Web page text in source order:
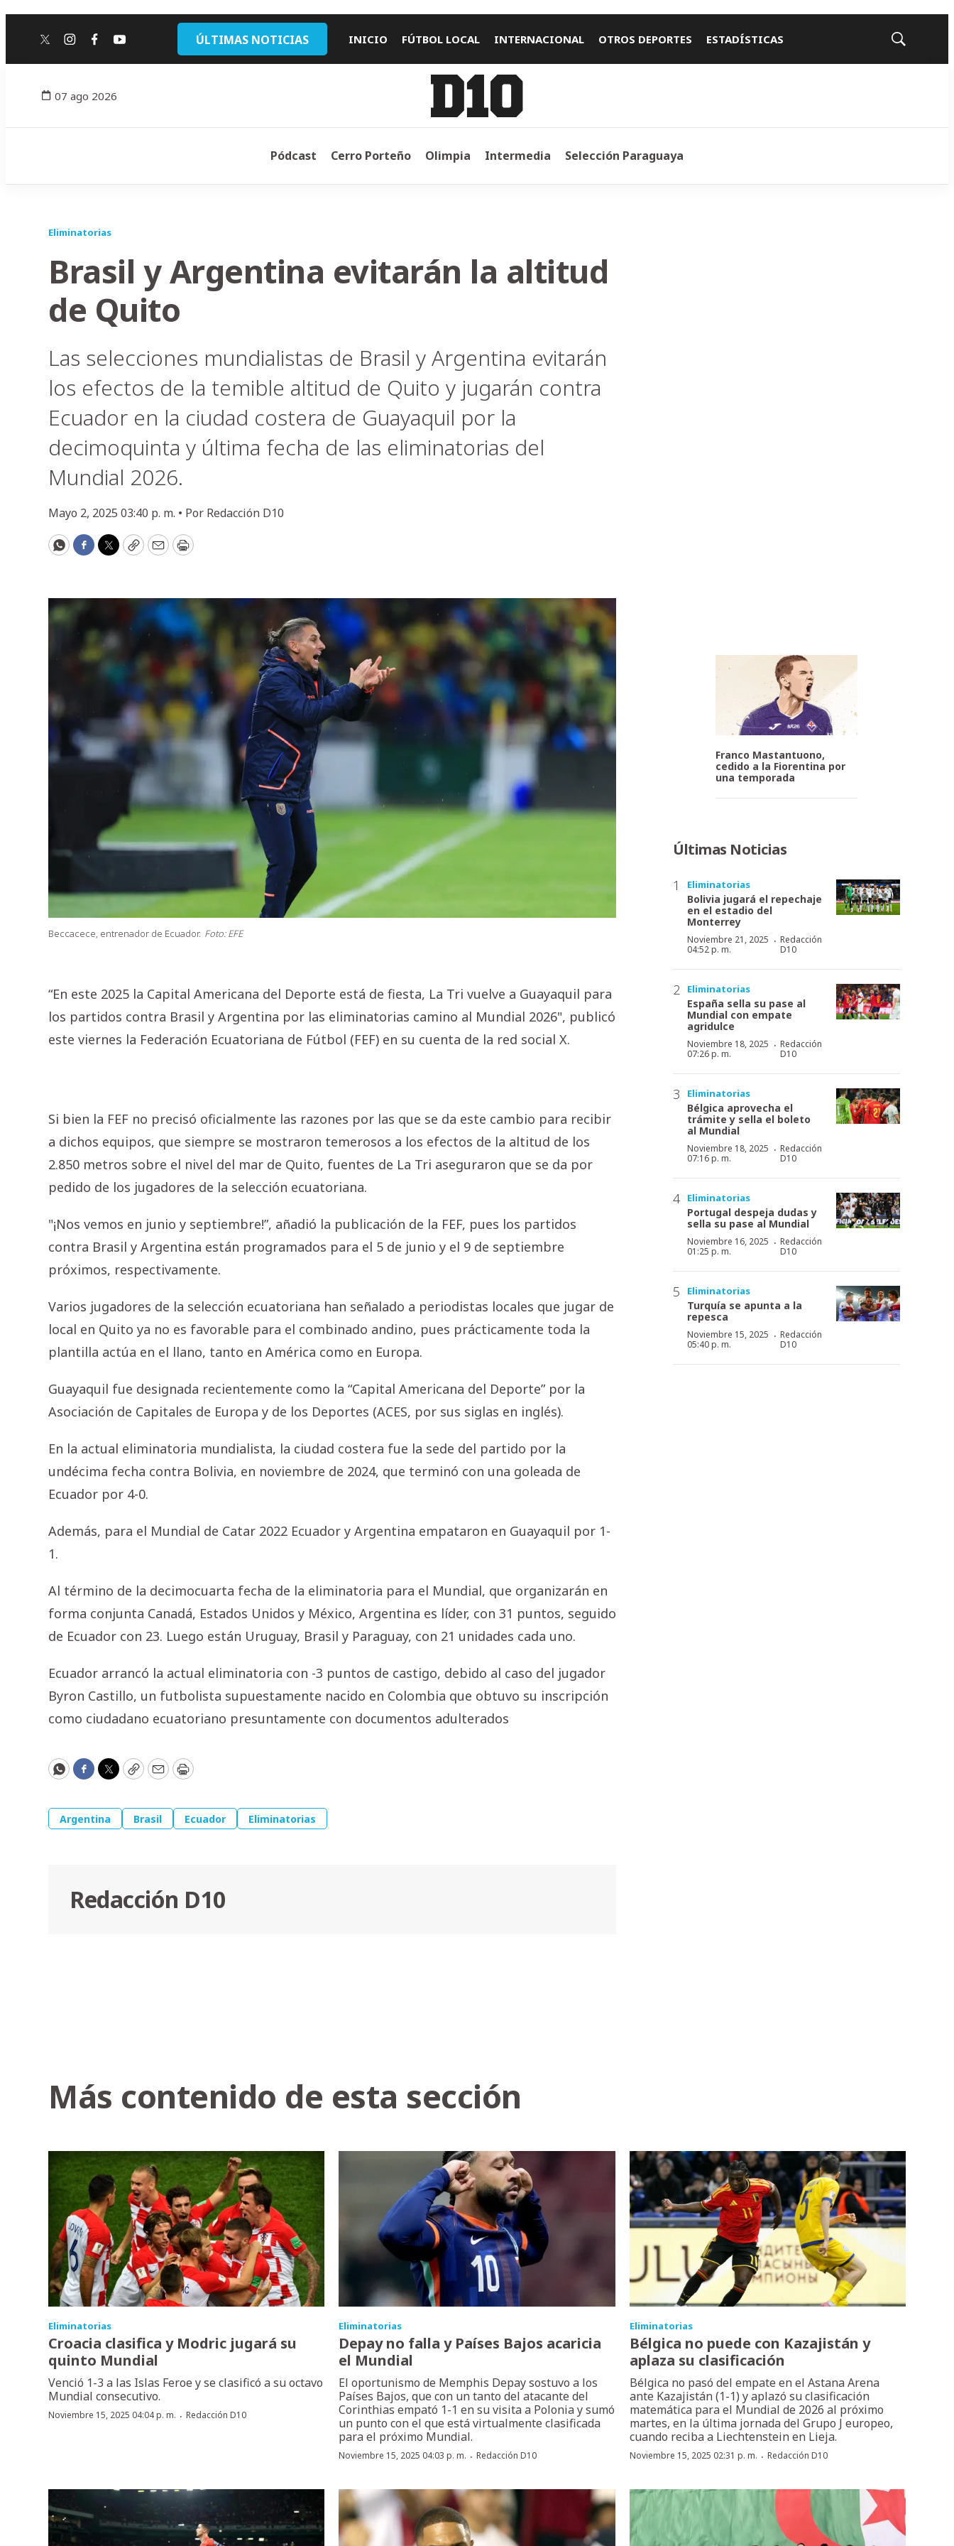
twitterinstagram
facebook
youtube ÚLTIMAS NOTICIAS INICIO FÚTBOL LOCAL INTERNACIONAL OTROS DEPORTES ESTADÍSTICAS
Mostrar
07 ago 2026
Pódcast Cerro Porteño Olimpia Intermedia Selección Paraguaya
Eliminatorias
Brasil y Argentina evitarán la altitud
de Quito
Las selecciones mundialistas de Brasil y Argentina evitarán
los efectos de la temible altitud de Quito y jugarán contra
Ecuador en la ciudad costera de Guayaquil por la
decimoquinta y última fecha de las eliminatorias del
Mundial 2026.
Mayo 2, 2025 03:40 p. m. • Por Redacción D10
WhatsApp
Facebook
Twitter
CopyEmailPrint
Beccacece, entrenador de Ecuador. Foto: EFE
“En este 2025 la Capital Americana del Deporte está de fiesta, La Tri vuelve a Guayaquil para
los partidos contra Brasil y Argentina por las eliminatorias camino al Mundial 2026", publicó
este viernes la Federación Ecuatoriana de Fútbol (FEF) en su cuenta de la red social X.
Si bien la FEF no precisó oficialmente las razones por las que se da este cambio para recibir
a dichos equipos, que siempre se mostraron temerosos a los efectos de la altitud de los
2.850 metros sobre el nivel del mar de Quito, fuentes de La Tri aseguraron que se da por
pedido de los jugadores de la selección ecuatoriana.
"¡Nos vemos en junio y septiembre!”, añadió la publicación de la FEF, pues los partidos
contra Brasil y Argentina están programados para el 5 de junio y el 9 de septiembre
próximos, respectivamente.
Varios jugadores de la selección ecuatoriana han señalado a periodistas locales que jugar de
local en Quito ya no es favorable para el combinado andino, pues prácticamente toda la
plantilla actúa en el llano, tanto en América como en Europa.
Guayaquil fue designada recientemente como la “Capital Americana del Deporte” por la
Asociación de Capitales de Europa y de los Deportes (ACES, por sus siglas en inglés).
En la actual eliminatoria mundialista, la ciudad costera fue la sede del partido por la
undécima fecha contra Bolivia, en noviembre de 2024, que terminó con una goleada de
Ecuador por 4-0.
Además, para el Mundial de Catar 2022 Ecuador y Argentina empataron en Guayaquil por 1-
1.
Al término de la decimocuarta fecha de la eliminatoria para el Mundial, que organizarán en
forma conjunta Canadá, Estados Unidos y México, Argentina es líder, con 31 puntos, seguido
de Ecuador con 23. Luego están Uruguay, Brasil y Paraguay, con 21 unidades cada uno.
Ecuador arrancó la actual eliminatoria con -3 puntos de castigo, debido al caso del jugador
Byron Castillo, un futbolista supuestamente nacido en Colombia que obtuvo su inscripción
como ciudadano ecuatoriano presuntamente con documentos adulterados
WhatsApp
Facebook
Twitter
CopyEmailPrint
Argentina Brasil Ecuador Eliminatorias
Redacción D10
Franco Mastantuono,
cedido a la Fiorentina por
una temporada
Últimas Noticias
Eliminatorias
Bolivia jugará el repechaje
en el estadio del
Monterrey
Noviembre 21, 2025
04:52 p. m.
· Redacción
D10
Eliminatorias
España sella su pase al
Mundial con empate
agridulce
Noviembre 18, 2025
07:26 p. m.
· Redacción
D10
Eliminatorias
Bélgica aprovecha el
trámite y sella el boleto
al Mundial
Noviembre 18, 2025
07:16 p. m.
· Redacción
D10
Eliminatorias
Portugal despeja dudas y
sella su pase al Mundial
Noviembre 16, 2025
01:25 p. m.
· Redacción
D10
Eliminatorias
Turquía se apunta a la
repesca
Noviembre 15, 2025
05:40 p. m.
· Redacción
D10
Más contenido de esta sección
Eliminatorias
Croacia clasifica y Modric jugará su
quinto Mundial
Venció 1-3 a las Islas Feroe y se clasificó a su octavo
Mundial consecutivo.
Noviembre 15, 2025 04:04 p. m. · Redacción D10
Eliminatorias
Depay no falla y Países Bajos acaricia
el Mundial
El oportunismo de Memphis Depay sostuvo a los
Países Bajos, que con un tanto del atacante del
Corinthias empató 1-1 en su visita a Polonia y sumó
un punto con el que está virtualmente clasificada
para el próximo Mundial.
Noviembre 15, 2025 04:03 p. m. ·Redacción D10
Eliminatorias
Bélgica no puede con Kazajistán y
aplaza su clasificación
Bélgica no pasó del empate en el Astana Arena
ante Kazajistán (1-1) y aplazó su clasificación
matemática para el Mundial de 2026 al próximo
martes, en la última jornada del Grupo J europeo,
cuando reciba a Liechtenstein en Lieja.
Noviembre 15, 2025 02:31 p. m. · Redacción D10